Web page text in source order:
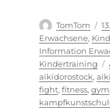
Autor
TomTom
Erwachsene,
Information
Kindertraining
aikidorostock,
fight, fitness, gym